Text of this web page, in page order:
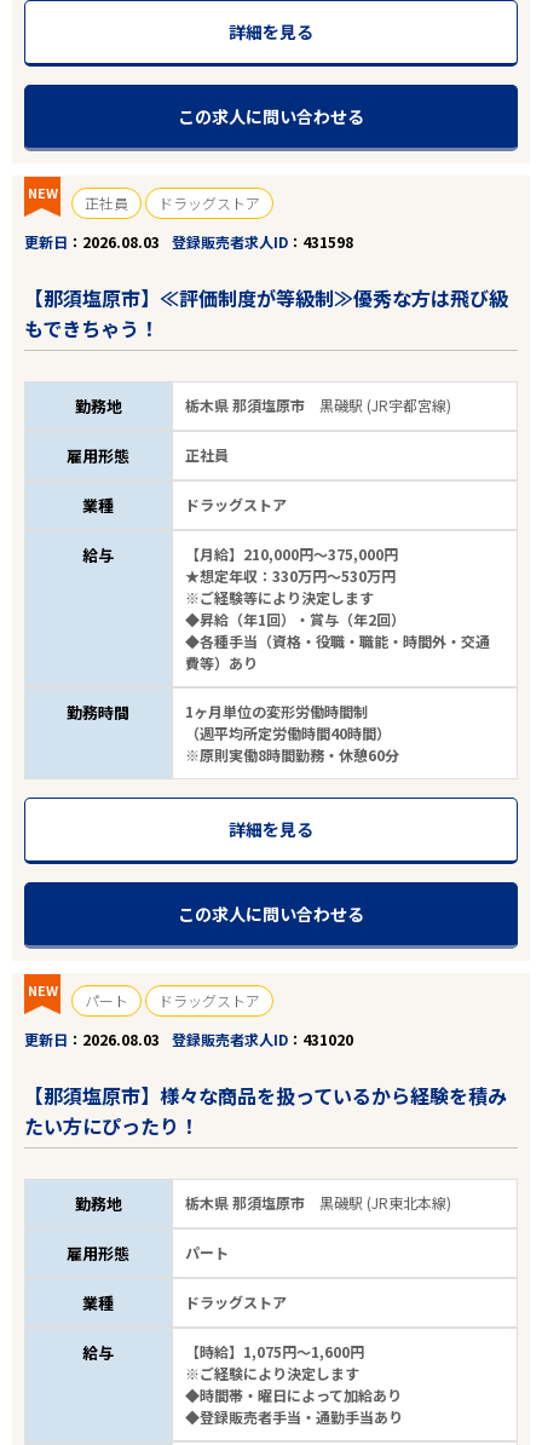
詳細を見る
この求人に問い合わせる
NEW 正社員
ドラッグストア
更新日
2026.08.03 登録販売者求人ID 431598
【那須塩原市】≪評価制度が等級制≫優秀な方は飛び級
もできちゃう！
勤務地 栃木県 那須塩原市黒磯駅 (JR宇都宮線)
雇用形態 正社員
業種 ドラッグストア
給与
【月給】210,000円～375,000円
★想定年収：330万円～530万円
※ご経験等により決定します
◆昇給（年1回）・賞与（年2回）
◆各種手当（資格・役職・職能・時間外・交通
費等）あり
勤務時間
1ヶ月単位の変形労働時間制
（週平均所定労働時間40時間）
※原則実働8時間勤務・休憩60分
詳細を見る
この求人に問い合わせる
NEW パート
ドラッグストア
更新日
2026.08.03 登録販売者求人ID 431020
【那須塩原市】様々な商品を扱っているから経験を積み
たい方にぴったり！
勤務地 栃木県 那須塩原市黒磯駅 (JR東北本線)
雇用形態 パート
業種 ドラッグストア
給与
【時給】1,075円～1,600円
※ご経験により決定します
◆時間帯・曜日によって加給あり
◆登録販売者手当・通勤手当あり